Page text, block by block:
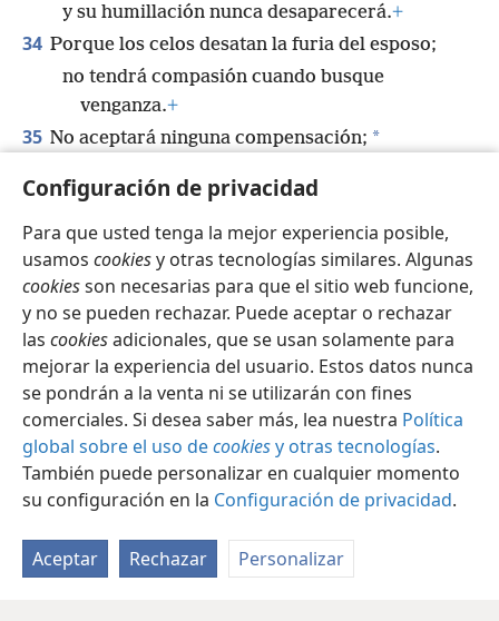
Configuración de privacidad
Para que usted tenga la mejor experiencia posible,
usamos cookiesy otras tecnologías similares. Algunas
cookiesson necesarias para que el sitio web funcione,
y no se pueden rechazar. Puede aceptar o rechazar
las cookiesadicionales, que se usan solamente para
mejorar la experiencia del usuario. Estos datos nunca
se pondrán a la venta ni se utilizarán con fines
comerciales. Si desea saber más, lea nuestra Política
global sobre el uso decookiesy otras tecnologías.
También puede personalizar en cualquier momento
su configuración en la Configuración de privacidad.
Aceptar Rechazar Personalizar
y su humillación nunca desaparecerá.+
34 Porque los celos desatan la furia del esposo;
no tendrá compasión cuando busque
venganza.+
35 No aceptará ninguna compensación; *
él no se calmará.
Español Compartir Configuración
Copyright © 2026 Watch Tower Bible and Tract Society of Pennsylvania
Condiciones de uso
Política de privacidad
Configuración de privacidad
JW.ORG Iniciar sesión